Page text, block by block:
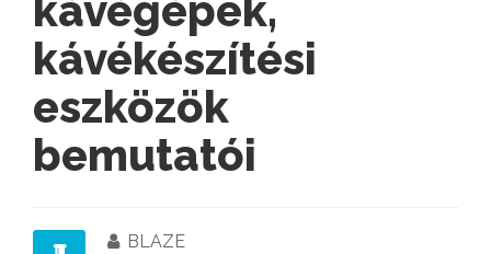
kávégépek,
kávékészítési
eszközök
bemutatói
BLAZE